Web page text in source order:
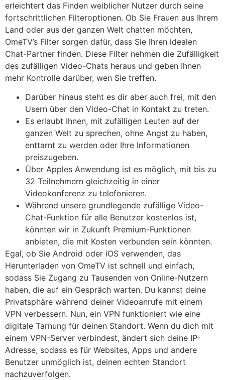
erleichtert das Finden weiblicher Nutzer durch seine
fortschrittlichen Filteroptionen. Ob Sie Frauen aus Ihrem
Land oder aus der ganzen Welt chatten möchten,
OmeTV’s Filter sorgen dafür, dass Sie Ihren idealen
Chat-Partner finden. Diese Filter nehmen die Zufälligkeit
des zufälligen Video-Chats heraus und geben Ihnen
mehr Kontrolle darüber, wen Sie treffen.
Darüber hinaus steht es dir aber auch frei, mit den
Usern über den Video-Chat in Kontakt zu treten.
Es erlaubt Ihnen, mit zufälligen Leuten auf der
ganzen Welt zu sprechen, ohne Angst zu haben,
enttarnt zu werden oder Ihre Informationen
preiszugeben.
Über Apples Anwendung ist es möglich, mit bis zu
32 Teilnehmern gleichzeitig in einer
Videokonferenz zu telefonieren.
Während unsere grundlegende zufällige Video-
Chat-Funktion für alle Benutzer kostenlos ist,
könnten wir in Zukunft Premium-Funktionen
anbieten, die mit Kosten verbunden sein könnten.
Egal, ob Sie Android oder iOS verwenden, das
Herunterladen von OmeTV ist schnell und einfach,
sodass Sie Zugang zu Tausenden von Online-Nutzern
haben, die auf ein Gespräch warten. Du kannst deine
Privatsphäre während deiner Videoanrufe mit einem
VPN verbessern. Nun, ein VPN funktioniert wie eine
digitale Tarnung für deinen Standort. Wenn du dich mit
einem VPN-Server verbindest, ändert sich deine IP-
Adresse, sodass es für Websites, Apps und andere
Benutzer unmöglich ist, deinen echten Standort
nachzuverfolgen.